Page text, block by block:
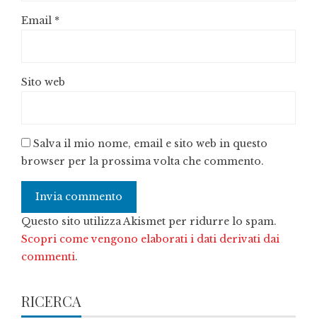
Email *
Sito web
Salva il mio nome, email e sito web in questo
browser per la prossima volta che commento.
Questo sito utilizza Akismet per ridurre lo spam.
Scopri come vengono elaborati i dati derivati dai
commenti.
RICERCA